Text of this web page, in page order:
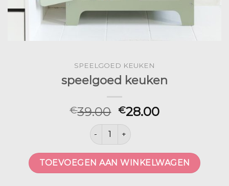
SPEELGOED KEUKEN
speelgoed keuken
€39.00 €28.00
speelgoed keuken aantal
TOEVOEGEN AAN WINKELWAGEN